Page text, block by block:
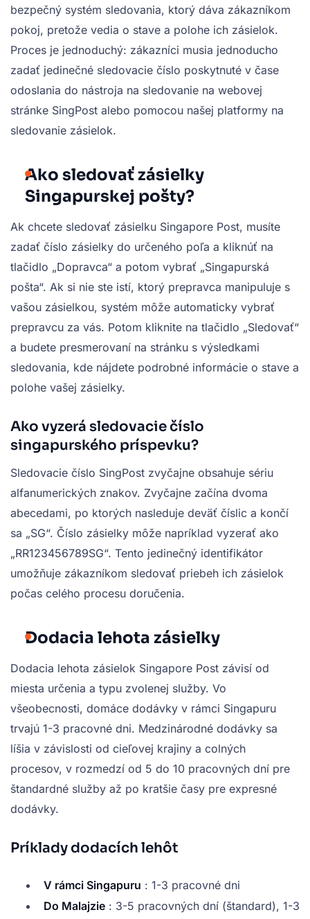
bezpečný systém sledovania, ktorý dáva zákazníkom
pokoj, pretože vedia o stave a polohe ich zásielok.
Proces je jednoduchý: zákazníci musia jednoducho
zadať jedinečné sledovacie číslo poskytnuté v čase
odoslania do nástroja na sledovanie na webovej
stránke SingPost alebo pomocou našej platformy na
sledovanie zásielok.
Ako sledovať zásielky
Singapurskej pošty?
Ak chcete sledovať zásielku Singapore Post, musíte
zadať číslo zásielky do určeného poľa a kliknúť na
tlačidlo „Dopravca“ a potom vybrať „Singapurská
pošta“. Ak si nie ste istí, ktorý prepravca manipuluje s
vašou zásielkou, systém môže automaticky vybrať
prepravcu za vás. Potom kliknite na tlačidlo „Sledovať“
a budete presmerovaní na stránku s výsledkami
sledovania, kde nájdete podrobné informácie o stave a
polohe vašej zásielky.
Ako vyzerá sledovacie číslo
singapurského príspevku?
Sledovacie číslo SingPost zvyčajne obsahuje sériu
alfanumerických znakov. Zvyčajne začína dvoma
abecedami, po ktorých nasleduje deväť číslic a končí
sa „SG“. Číslo zásielky môže napríklad vyzerať ako
„RR123456789SG“. Tento jedinečný identifikátor
umožňuje zákazníkom sledovať priebeh ich zásielok
počas celého procesu doručenia.
Dodacia lehota zásielky
Dodacia lehota zásielok Singapore Post závisí od
miesta určenia a typu zvolenej služby. Vo
všeobecnosti, domáce dodávky v rámci Singapuru
trvajú 1-3 pracovné dni. Medzinárodné dodávky sa
líšia v závislosti od cieľovej krajiny a colných
procesov, v rozmedzí od 5 do 10 pracovných dní pre
štandardné služby až po kratšie časy pre expresné
dodávky.
Príklady dodacích lehôt
V rámci Singapuru : 1-3 pracovné dni
Do Malajzie : 3-5 pracovných dní (štandard), 1-3